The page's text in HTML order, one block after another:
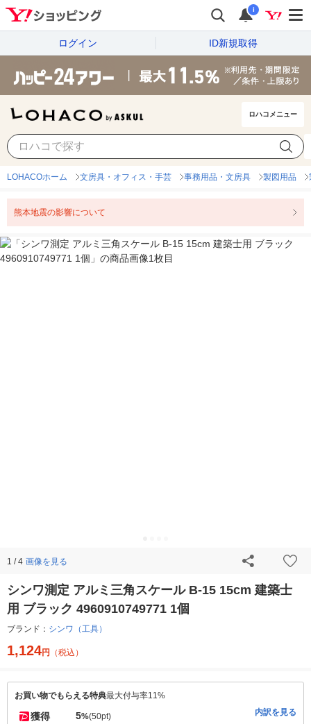
i
ログイン ID新規取得
ロハコメニュー
LOHACOホーム 文房具・オフィス・手芸 事務用品・文房具 製図用品
熊本地震の影響について
1 / 4 画像を見る
シンワ測定 アルミ三角スケール B-15 15cm 建築士
用 ブラック 4960910749771 1個
ブランド： シンワ（工具）
1,124円 （税込）
お買い物でもらえる特典最大付与率11%
獲得 5%(50pt) 内訳を見る